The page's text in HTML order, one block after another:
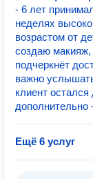
- 6 лет
неделях
возрастом от
создаю макияж,
подчеркнёт
важно
клиент
дополнительно
Ещё 6 услуг